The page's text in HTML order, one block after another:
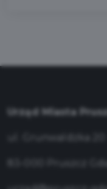
Urząd Miasta